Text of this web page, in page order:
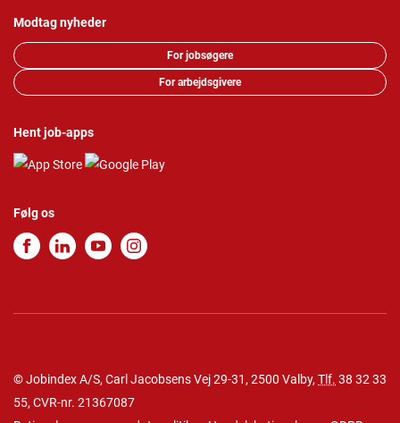
Modtag nyheder
For jobsøgere
For arbejdsgivere
Hent job-apps
Følg os
© Jobindex A/S, Carl Jacobsens Vej 29-31, 2500 Valby, Tlf. 38 32 33
55, CVR-nr. 21367087